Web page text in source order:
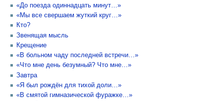
«До поезда одиннадцать минут…»
«Мы все свершаем жуткий круг…»
Кто?
Звенящая мысль
Крещение
«В больном чаду последней встречи…»
«Что мне день безумный? Что мне…»
Завтра
«Я был рождён для тихой доли…»
«В смятой гимназической фуражке…»